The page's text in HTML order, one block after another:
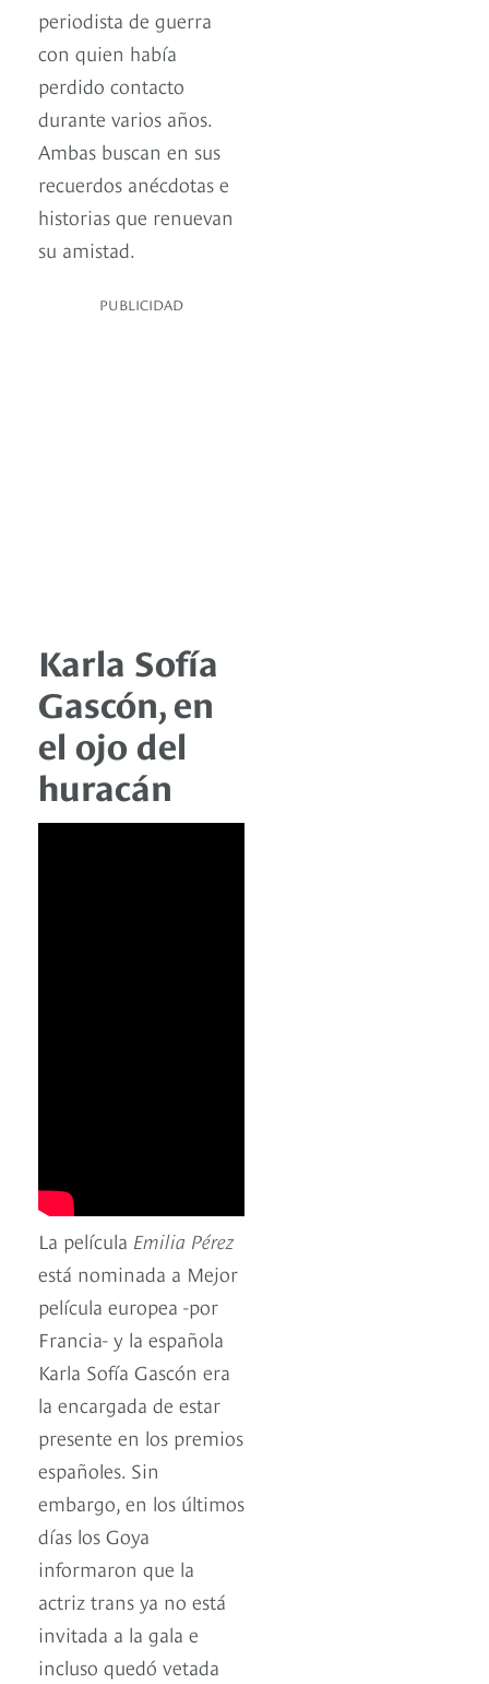
periodista de guerra
con quien había
perdido contacto
durante varios años.
Ambas buscan en sus
recuerdos anécdotas e
historias que renuevan
su amistad.
PUBLICIDAD
Karla Sofía
Gascón, en
el ojo del
huracán
La película Emilia Pérez
está nominada a Mejor
película europea -por
Francia- y la española
Karla Sofía Gascón era
la encargada de estar
presente en los premios
españoles. Sin
embargo, en los últimos
días los Goya
informaron que la
actriz trans ya no está
invitada a la gala e
incluso quedó vetada